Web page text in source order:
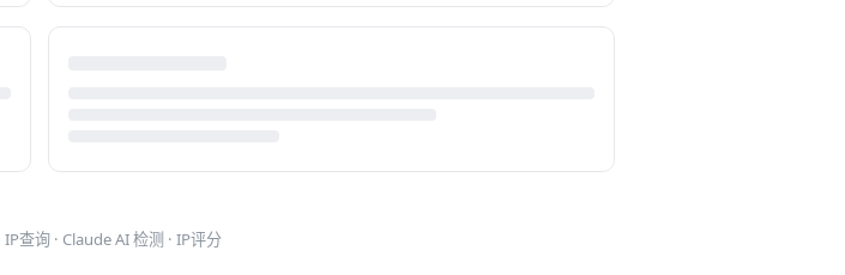
IP查询 · Claude AI 检测 · IP评分